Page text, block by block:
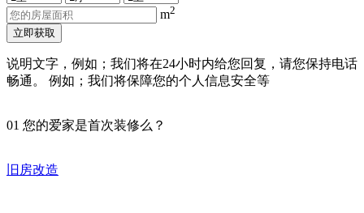
m2
立即获取
说明文字，例如；我们将在24小时内给您回复，请您保持电话
畅通。 例如；我们将保障您的个人信息安全等
01 您的爱家是首次装修么？
旧房改造